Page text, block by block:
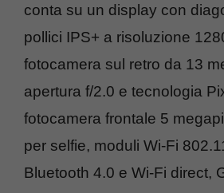
conta su un display con
pollici IPS+ a risoluzione
fotocamera sul retro da 13
apertura f/2.0 e tecnologia
fotocamera frontale 5
per selfie, moduli Wi-Fi
Bluetooth 4.0 e Wi-Fi direct,